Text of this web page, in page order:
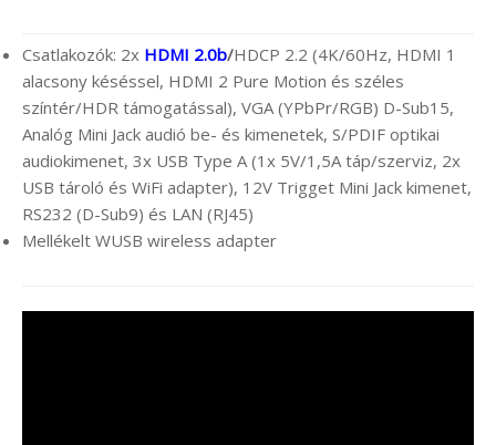
Csatlakozók: 2x HDMI 2.0b/HDCP 2.2 (4K/60Hz, HDMI 1
alacsony késéssel, HDMI 2 Pure Motion és széles
színtér/HDR támogatással), VGA (YPbPr/RGB) D-Sub15,
Analóg Mini Jack audió be- és kimenetek, S/PDIF optikai
audiokimenet, 3x USB Type A (1x 5V/1,5A táp/szerviz, 2x
USB tároló és WiFi adapter), 12V Trigget Mini Jack kimenet,
RS232 (D-Sub9) és LAN (RJ45)
Mellékelt WUSB wireless adapter